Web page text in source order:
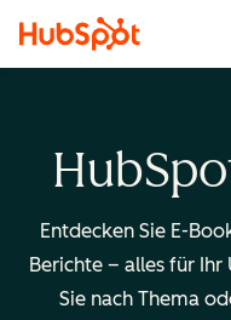
Entdecken Sie E-
Berichte – alles für
Sie nach Thema